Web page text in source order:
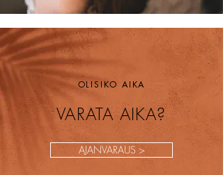
OLISIKO AIKA
VARATA AIKA?
AJANVARAUS >